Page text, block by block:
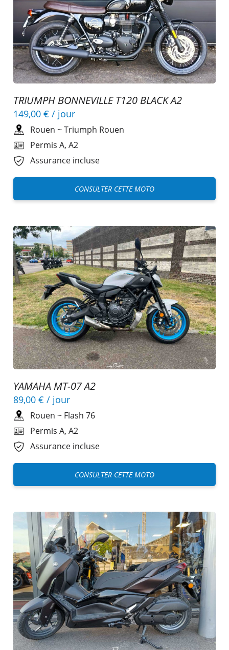
TRIUMPH BONNEVILLE T120 BLACK A2
149,00 € / jour
Rouen ~Triumph Rouen
Permis A, A2
Assurance incluse
CONSULTER CETTE MOTO
YAMAHA MT-07 A2
89,00 € / jour
Rouen ~ Flash 76
Permis A, A2
Assurance incluse
CONSULTER CETTE MOTO